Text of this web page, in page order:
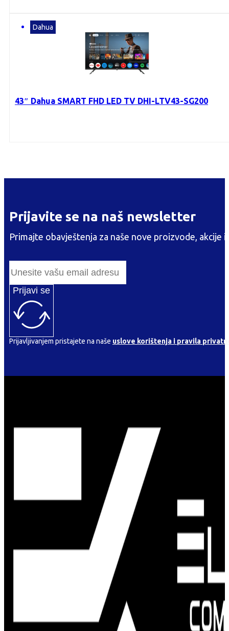
Dahua
43″ Dahua SMART FHD LED TV DHI-LTV43-SG200
Prijavite se na naš newsletter
Primajte obavještenja za naše nove proizvode, akcije
Prijavi se
Prijavljivanjem pristajete na naše uslove korištenja i pravila